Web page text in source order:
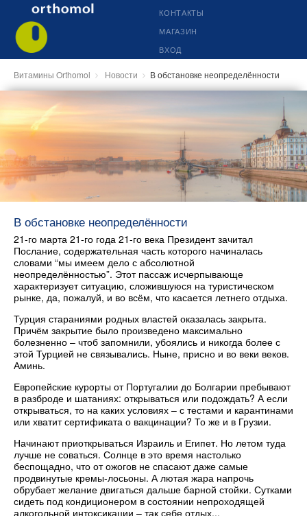
КОНТАКТЫ
МАГАЗИН
ВХОД
Витамины Orthomol Новости В обстановке неопределённости
В обстановке неопределённости
21-го марта 21-го года 21-го века Президент зачитал
Послание, содержательная часть которого начиналась
словами “мы имеем дело с абсолютной
неопределённостью”. Этот пассаж исчерпывающе
характеризует ситуацию, сложившуюся на туристическом
рынке, да, пожалуй, и во всём, что касается летнего отдыха.
Турция стараниями родных властей оказалась закрыта.
Причём закрытие было произведено максимально
болезненно – чтоб запомнили, убоялись и никогда более с
этой Турцией не связывались. Ныне, присно и во веки веков.
Аминь.
Европейские курорты от Португалии до Болгарии пребывают
в разброде и шатаниях: открываться или подождать? А если
открываться, то на каких условиях – с тестами и карантинами
или хватит сертификата о вакцинации? То же и в Грузии.
Начинают приоткрываться Израиль и Египет. Но летом туда
лучше не соваться. Солнце в это время настолько
беспощадно, что от ожогов не спасают даже самые
продвинутые кремы-лосьоны. А лютая жара напрочь
обрубает желание двигаться дальше барной стойки. Сутками
сидеть под кондиционером в состоянии непроходящей
алкогольной интоксикации – так себе отдых...